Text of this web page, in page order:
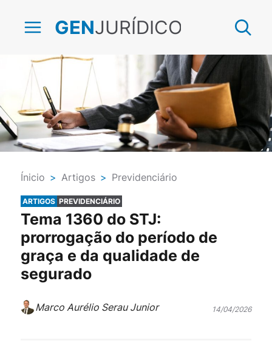
GENJURÍDICO
Ínicio > Artigos > Previdenciário
ARTIGOS PREVIDENCIÁRIO
Tema 1360 do STJ:
prorrogação do período de
graça e da qualidade de
segurado
Marco Aurélio Serau Junior 14/04/2026